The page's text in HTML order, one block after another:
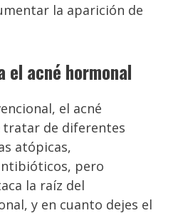
la aparición de
el acné hormonal
el acné
tratar de diferentes
atópicas,
pero
la raíz del
y en cuanto dejes el